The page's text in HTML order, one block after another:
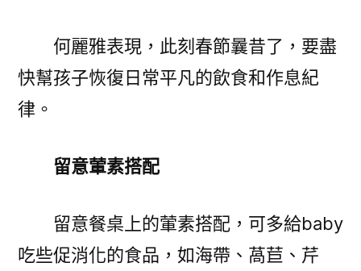
何麗雅表現，此刻春節曩昔了，要盡
快幫孩子恢復日常平凡的飲食和作息紀
律。
留意葷素搭配
留意餐桌上的葷素搭配，可多給baby
吃些促消化的食品，如海帶、萵苣、芹